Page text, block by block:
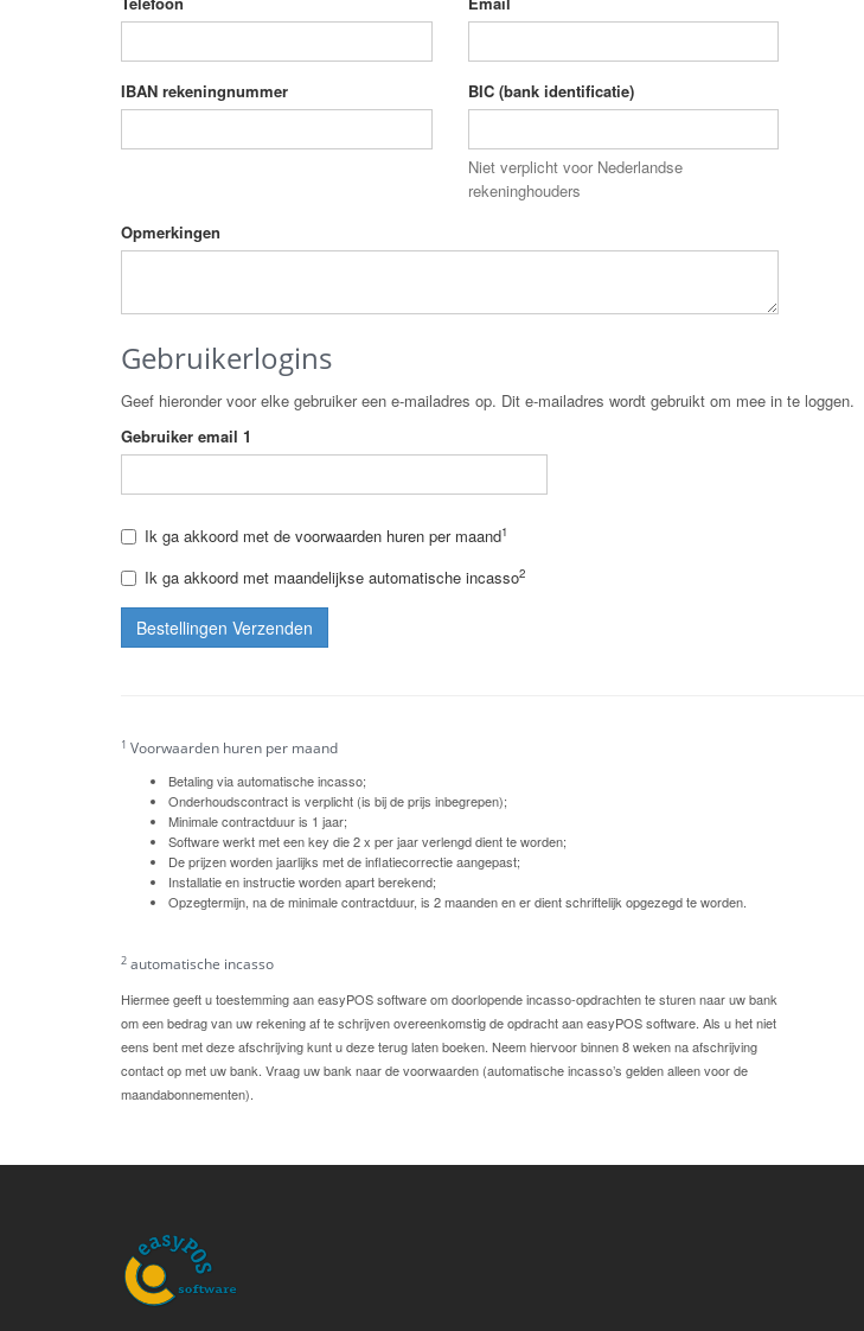
IBAN rekeningnummer BIC (bank identificatie)
Niet verplicht voor Nederlandse
rekeninghouders
Opmerkingen
Gebruikerlogins
Geef hieronder voor elke gebruiker een e-mailadres op. Dit e-mailadres wordt gebruikt om mee in te loggen.
Gebruiker email 1
Ik ga akkoord met de voorwaarden huren per maand1
Ik ga akkoord met maandelijkse automatische incasso2
Bestellingen Verzenden
1 Voorwaarden huren per maand
Betaling via automatische incasso;
Onderhoudscontract is verplicht (is bij de prijs inbegrepen);
Minimale contractduur is 1 jaar;
Software werkt met een key die 2 x per jaar verlengd dient te worden;
De prijzen worden jaarlijks met de inflatiecorrectie aangepast;
Installatie en instructie worden apart berekend;
Opzegtermijn, na de minimale contractduur, is 2 maanden en er dient schriftelijk opgezegd te worden.
2 automatische incasso
Hiermee geeft u toestemming aan easyPOS software om doorlopende incasso-opdrachten te sturen naar uw bank
om een bedrag van uw rekening af te schrijven overeenkomstig de opdracht aan easyPOS software. Als u het niet
eens bent met deze afschrijving kunt u deze terug laten boeken. Neem hiervoor binnen 8 weken na afschrijving
contact op met uw bank. Vraag uw bank naar de voorwaarden (automatische incasso’s gelden alleen voor de
maandabonnementen).